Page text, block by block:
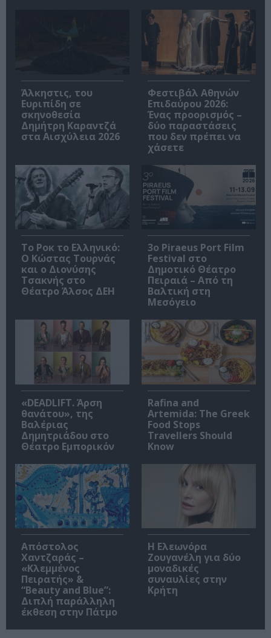
Άλκηστις, του
Ευριπίδη σε
σκηνοθεσία
Δημήτρη Καραντζά
στα Αισχύλεια 2026
Φεστιβάλ Αθηνών
Επιδαύρου 2026:
Ένας προορισμός –
δύο παραστάσεις
που δεν πρέπει να
χάσετε
Το Ροκ το Ελληνικό:
Ο Κώστας Τουρνάς
και ο Διονύσης
Τσακνής στο
Θέατρο Άλσος ΔΕΗ
3o Piraeus Port Film
Festival στο
Δημοτικό Θέατρο
Πειραιά – Από τη
Βαλτική στη
Μεσόγειο
«DEADLIFT. Άρση
θανάτου», της
Βαλέριας
Δημητριάδου στο
Θέατρο Εμπορικόν
Rafina and
Artemida: The Greek
Food Stops
Travellers Should
Know
Απόστολος
Χαντζαράς –
«Κλεμμένος
Πειρατής» &
“Beauty and Blue”:
Διπλή παράλληλη
έκθεση στην Πάτμο
Η Ελεωνόρα
Ζουγανέλη για δύο
μοναδικές
συναυλίες στην
Κρήτη